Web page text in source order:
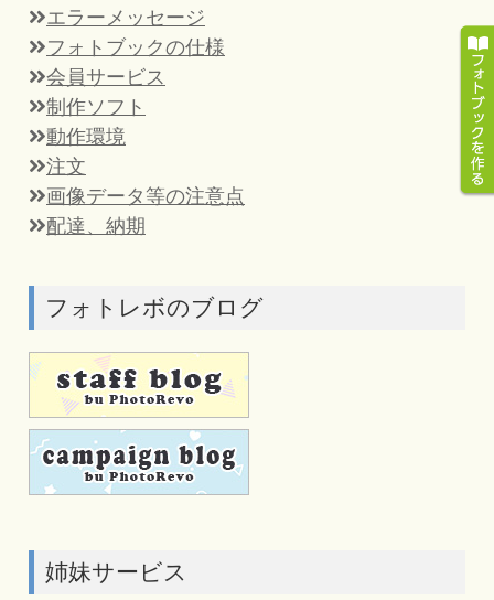
エラーメッセージ
フォトブックの仕様
会員サービス
制作ソフト
動作環境
注文
画像データ等の注意点
配達、納期
フォトレボのブログ
姉妹サービス